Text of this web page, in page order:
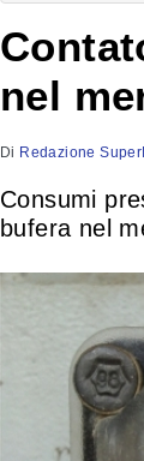
nel
Di Redazione
Consumi
bufera nel